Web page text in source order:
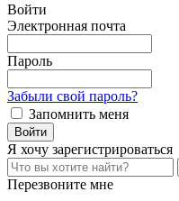
Войти
Электронная почта
Пароль
Забыли свой пароль?
Запомнить меня
Я хочу зарегистрироваться
Перезвоните мне